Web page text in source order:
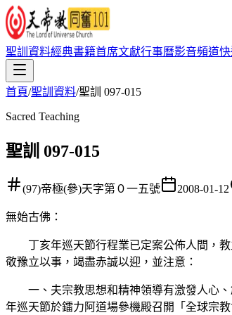
聖訓資料經典書籍首席文獻行事曆影音頻道
首頁/聖訓資料/聖訓 097-015
Sacred Teaching
聖訓 097-015
(97)帝極(參)天字第０一五號 2008-01-12
無始古佛 ：
丁亥年巡天節行程業已定案公佈人間，教
敬豫立以事，竭盡赤誠以迎，並注意：
一、夫宗教思想和精神領導有激發人心、
年巡天節於鐳力阿道場參機殿召開「全球宗